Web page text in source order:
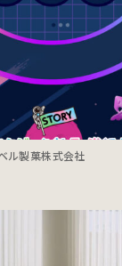
ル製菓株式会社